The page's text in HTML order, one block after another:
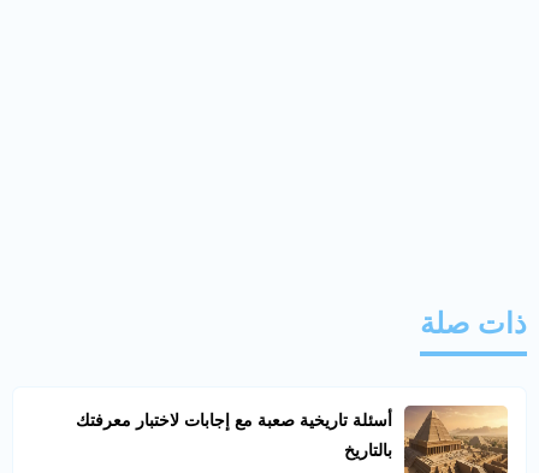
ذات صلة
أسئلة تاريخية صعبة مع إجابات لاختبار معرفتك
بالتاريخ